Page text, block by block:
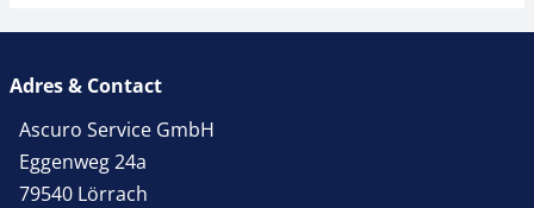
Adres & Contact
Ascuro Service GmbH
Eggenweg 24a
79540 Lörrach